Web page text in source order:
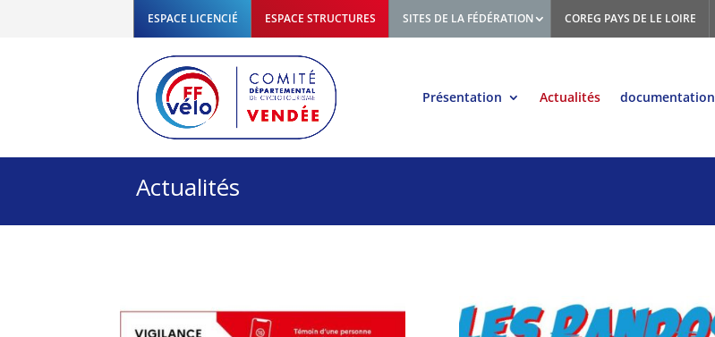
ESPACE LICENCIÉ ESPACE STRUCTURES SITES DE LA FÉDÉRATION COREG PAYS DE LE LOIRE
Présentation Actualités documentation
Actualités